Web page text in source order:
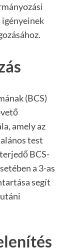
igényeinek
(BCS)
amely az
test
BCS-
a 3-as
segít